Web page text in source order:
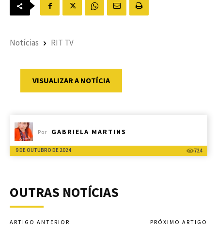
Notícias RIT TV
VISUALIZAR A NOTÍCIA
Por GABRIELA MARTINS
9 DE OUTUBRO DE 2024 724
OUTRAS NOTÍCIAS
ARTIGO ANTERIOR PRÓXIMO ARTIGO